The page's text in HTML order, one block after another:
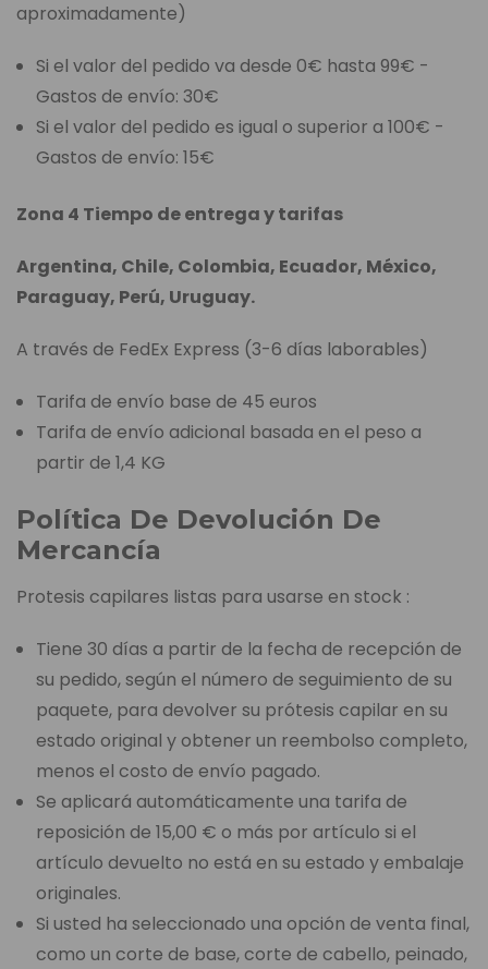
aproximadamente)
Si el valor del pedido va desde 0€ hasta 99€ -
Gastos de envío: 30€
Si el valor del pedido es igual o superior a 100€ -
Gastos de envío: 15€
Zona 4 Tiempo de entrega y tarifas
Argentina, Chile, Colombia, Ecuador, México,
Paraguay, Perú, Uruguay.
A través de FedEx Express (3-6 días laborables)
Tarifa de envío base de 45 euros
Tarifa de envío adicional basada en el peso a
partir de 1,4 KG
Política De Devolución De
Mercancía
Protesis capilares listas para usarse en stock :
Tiene 30 días a partir de la fecha de recepción de
su pedido, según el número de seguimiento de su
paquete, para devolver su prótesis capilar en su
estado original y obtener un reembolso completo,
menos el costo de envío pagado.
Se aplicará automáticamente una tarifa de
reposición de 15,00 € o más por artículo si el
artículo devuelto no está en su estado y embalaje
originales.
Si usted ha seleccionado una opción de venta final,
como un corte de base, corte de cabello, peinado,